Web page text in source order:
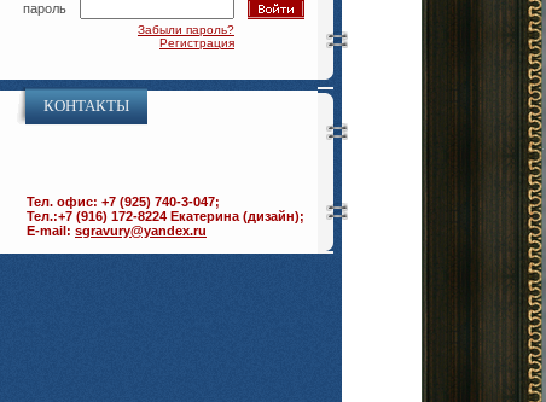
пароль
Забыли пароль?
Регистрация
КОНТАКТЫ
Тел. офис: +7 (925) 740-3-047;
Тел.:+7 (916) 172-8224 Екатерина (дизайн);
E-mail: sgravury@yandex.ru